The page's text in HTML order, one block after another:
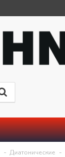
Диатонические